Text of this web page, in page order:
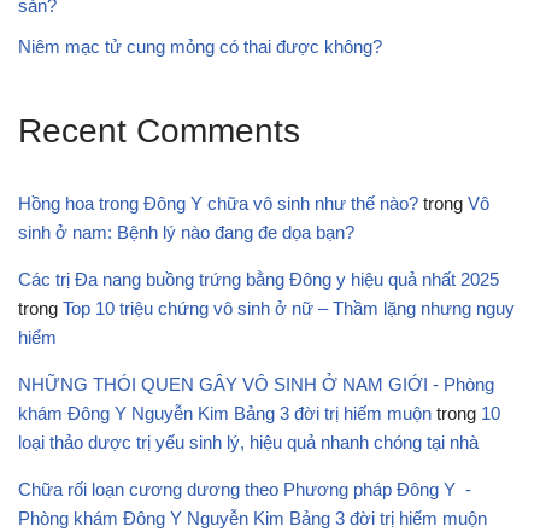
sản?
Niêm mạc tử cung mỏng có thai được không?
Recent Comments
Hồng hoa trong Đông Y chữa vô sinh như thế nào? trong Vô
sinh ở nam: Bệnh lý nào đang đe dọa bạn?
Các trị Đa nang buồng trứng bằng Đông y hiệu quả nhất 2025
trong Top 10 triệu chứng vô sinh ở nữ – Thầm lặng nhưng nguy
hiểm
NHỮNG THÓI QUEN GÂY VÔ SINH Ở NAM GIỚI - Phòng
khám Đông Y Nguyễn Kim Bảng 3 đời trị hiếm muộn trong 10
loại thảo dược trị yếu sinh lý, hiệu quả nhanh chóng tại nhà
Chữa rối loạn cương dương theo Phương pháp Đông Y -
Phòng khám Đông Y Nguyễn Kim Bảng 3 đời trị hiếm muộn